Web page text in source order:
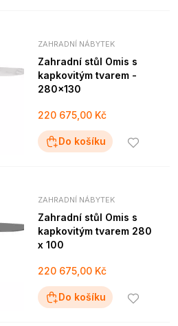
ZAHRADNÍ NÁBYTEK
Zahradní stůl Omis s
kapkovitým tvarem -
280x130
220 675,00 Kč
Do košíku
ZAHRADNÍ NÁBYTEK
Zahradní stůl Omis s
kapkovitým tvarem 280
x 100
220 675,00 Kč
Do košíku